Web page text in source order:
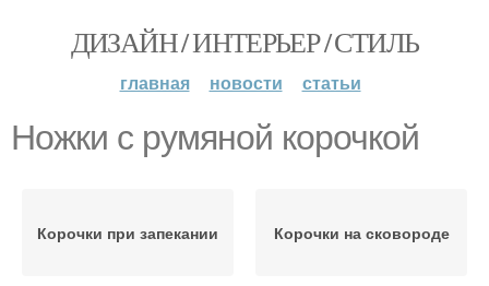
ДИЗАЙН / ИНТЕРЬЕР / СТИЛЬ
главная новости статьи
Ножки с румяной корочкой
Корочки при запекании Корочки на сковороде